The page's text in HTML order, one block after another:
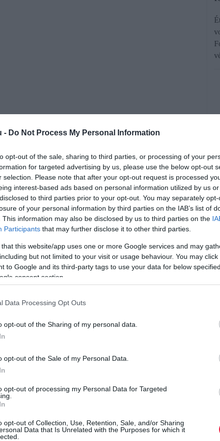
- Do Not Process My Personal Information
opt-out of the sale, sharing to third parties, or processing of your
for targeted advertising by us, please use the below opt-out
selection. Please note that after your opt-out request is processed
interest-based ads based on personal information utilized by us
to third parties prior to your opt-out. You may separately
of your personal information by third parties on the IAB’s list of
This information may also be disclosed by us to third parties on the
Participants that may further disclose it to other third parties.
that this website/app uses one or more Google services and may
but not limited to your visit or usage behaviour. You may
to Google and its third-party tags to use your data for below
consent section.
Data Processing Opt Outs
opt-out of the Sharing of my personal data.
opt-out of the Sale of my Personal Data.
opt-out of processing my Personal Data for Targeted
opt-out of Collection, Use, Retention, Sale, and/or Sharing
Data that Is Unrelated with the Purposes for which it
Szakértők szerint 5-10
elkezdtek nyitni a családi
kisebb volt az áremelkedés.
forrásként a Google Keresőben!
következett be: atégla- és panellakásokesetében
érkezett a tavalyi átlaghoz képest.
67 százaléka családi házakrairányult, míg egy évvel
hatással vannak a keresletre, az is megerősíti, hogy
Somogy, Zala – vagy bőven átlag alattiak az árak –
2026 első negyedévében a használt házaknál
míg a téglalakásoknál 6,9, a panellakásoknál 5,3
kiemelkedő érdeklődést jeleznek egyes
kiemelni, hogy az Otthon Centrum adatai szerint 2025-
mértékben alatta marad a fentebb említett általános